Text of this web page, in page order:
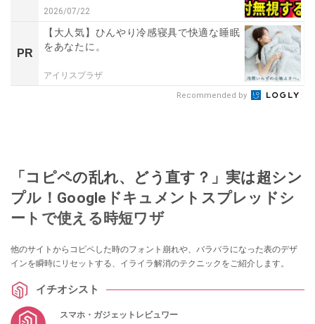
2026/07/22
PR
【大人気】ひんやり冷感寝具で快適な睡眠
をあなたに。
アイリスプラザ
Recommended by
「コピペの乱れ、どう直す？」実は超シン
プル！Googleドキュメントスプレッドシ
ートで使える時短ワザ
他のサイトからコピペした時のフォント崩れや、バラバラになった表のデザ
インを瞬時にリセットする、イライラ解消のテクニックをご紹介します。
イチオシスト
スマホ・ガジェットレビュワー